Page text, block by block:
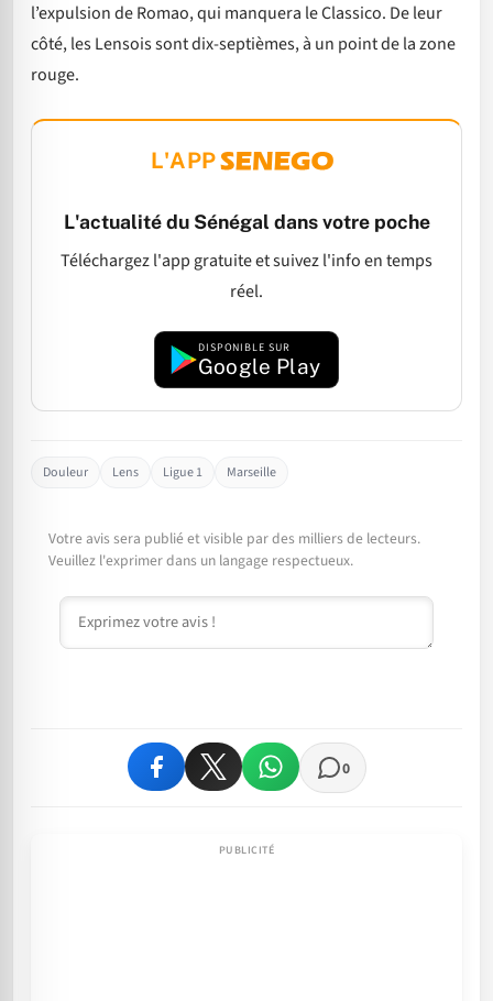
l’expulsion de Romao, qui manquera le Classico. De leur
côté, les Lensois sont dix-septièmes, à un point de la zone
rouge.
L'APP
L'actualité du Sénégal dans votre poche
Téléchargez l'app gratuite et suivez l'info en temps
réel.
DISPONIBLE SUR
Google Play
Douleur Lens Ligue 1 Marseille
Votre avis sera publié et visible par des milliers de lecteurs.
Veuillez l'exprimer dans un langage respectueux.
Commentaire
0